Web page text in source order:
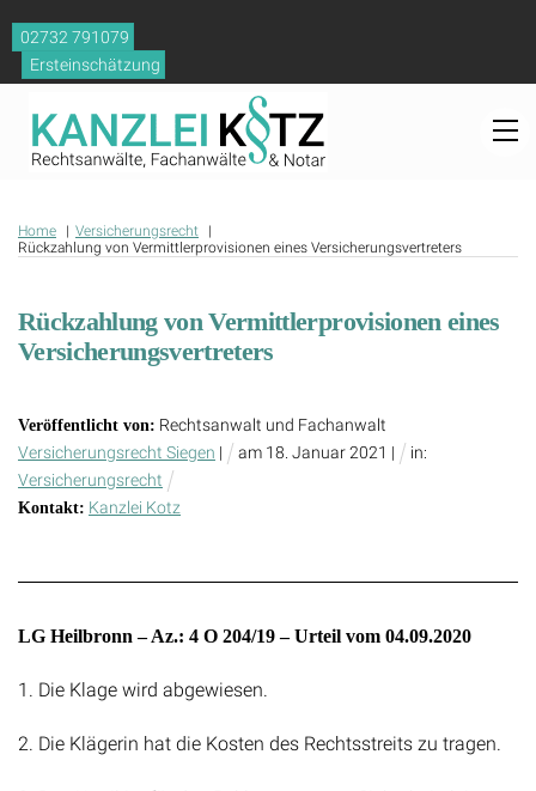
content
02732 791079
Ersteinschätzung
Home
Versicherungsrecht
Rückzahlung von Vermittlerprovisionen eines Versicherungsvertreters
Rückzahlung von Vermittlerprovisionen eines
Versicherungsvertreters
Veröffentlicht von: Rechtsanwalt und Fachanwalt
Versicherungsrecht Siegen | am 18 .Januar2021 |
in:
Versicherungsrecht
Kontakt: Kanzlei Kotz
LG Heilbronn – Az.: 4 O 204/19 – Urteil vom 04.09.2020
1. Die Klage wird abgewiesen.
2. Die Klägerin hat die Kosten des Rechtsstreits zu tragen.